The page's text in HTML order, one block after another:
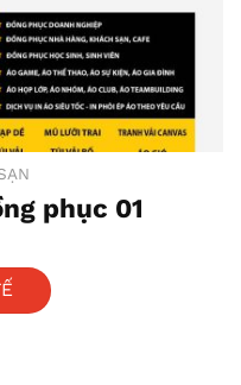
phục 01